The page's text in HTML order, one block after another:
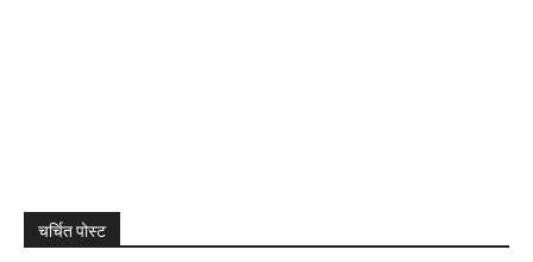
चर्चित पोस्ट